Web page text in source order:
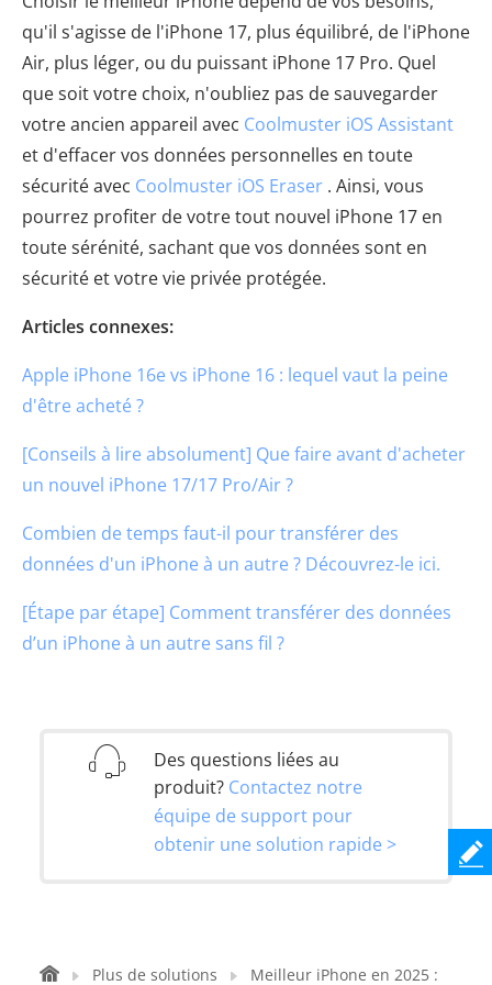
qu'il s'agisse de l'iPhone 17, plus équilibré, de l'iPhone
Air, plus léger, ou du puissant iPhone 17 Pro. Quel
que soit votre choix, n'oubliez pas de sauvegarder
votre ancien appareil avec Coolmuster iOS Assistant
et d'effacer vos données personnelles en toute
sécurité avec Coolmuster iOS Eraser . Ainsi, vous
pourrez profiter de votre tout nouvel iPhone 17 en
toute sérénité, sachant que vos données sont en
sécurité et votre vie privée protégée.
Articles connexes:
Apple iPhone 16e vs iPhone 16 : lequel vaut la peine
d'être acheté ?
[Conseils à lire absolument] Que faire avant d'acheter
un nouvel iPhone 17/17 Pro/Air ?
Combien de temps faut-il pour transférer des
données d'un iPhone à un autre ? Découvrez-le ici.
[Étape par étape] Comment transférer des données
d’un iPhone à un autre sans fil ?
Des questions liées au
produit? Contactez notre
équipe de support pour
obtenir une solution rapide >
Plus de solutions Meilleur iPhone en 2025 :